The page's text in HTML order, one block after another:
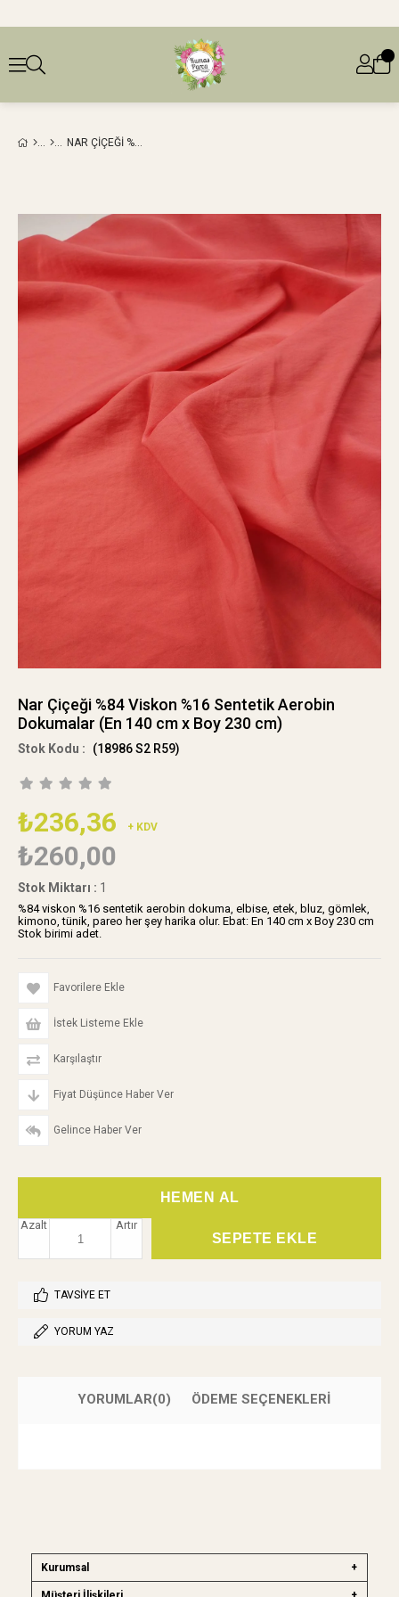
NAR ÇIÇEĞI %84 VISKON %16 SENTETIK AEROBIN DOKUMALAR (EN 140 CM X BOY 230 CM)
Nar Çiçeği %84 Viskon %16 Sentetik Aerobin
Dokumalar (En 140 cm x Boy 230 cm)
(18986 S2 R59)
₺236,36 + KDV
₺260,00
Stok Miktarı : 1
%84 viskon %16 sentetik aerobin dokuma, elbise, etek, bluz, gömlek,
kimono, tünik, pareo her şey harika olur. Ebat: En 140 cm x Boy 230 cm
Stok birimi adet.
Favorilere Ekle
İstek Listeme Ekle
Karşılaştır
Fiyat Düşünce Haber Ver
Gelince Haber Ver
Artır
Azalt
TAVSIYE ET
YORUM YAZ
YORUMLAR(0) ÖDEME SEÇENEKLERI
Kurumsal